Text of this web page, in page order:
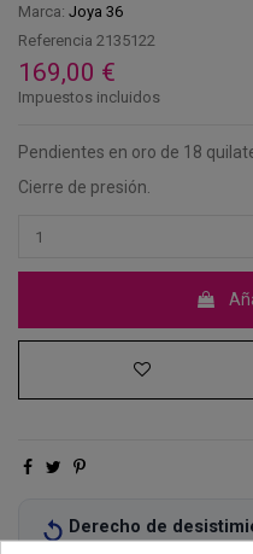
Marca: Joya 36
Referencia 2135122
169,00 €
Impuestos incluidos
Pendientes en oro de 18
Cierre de presión.
Derecho de